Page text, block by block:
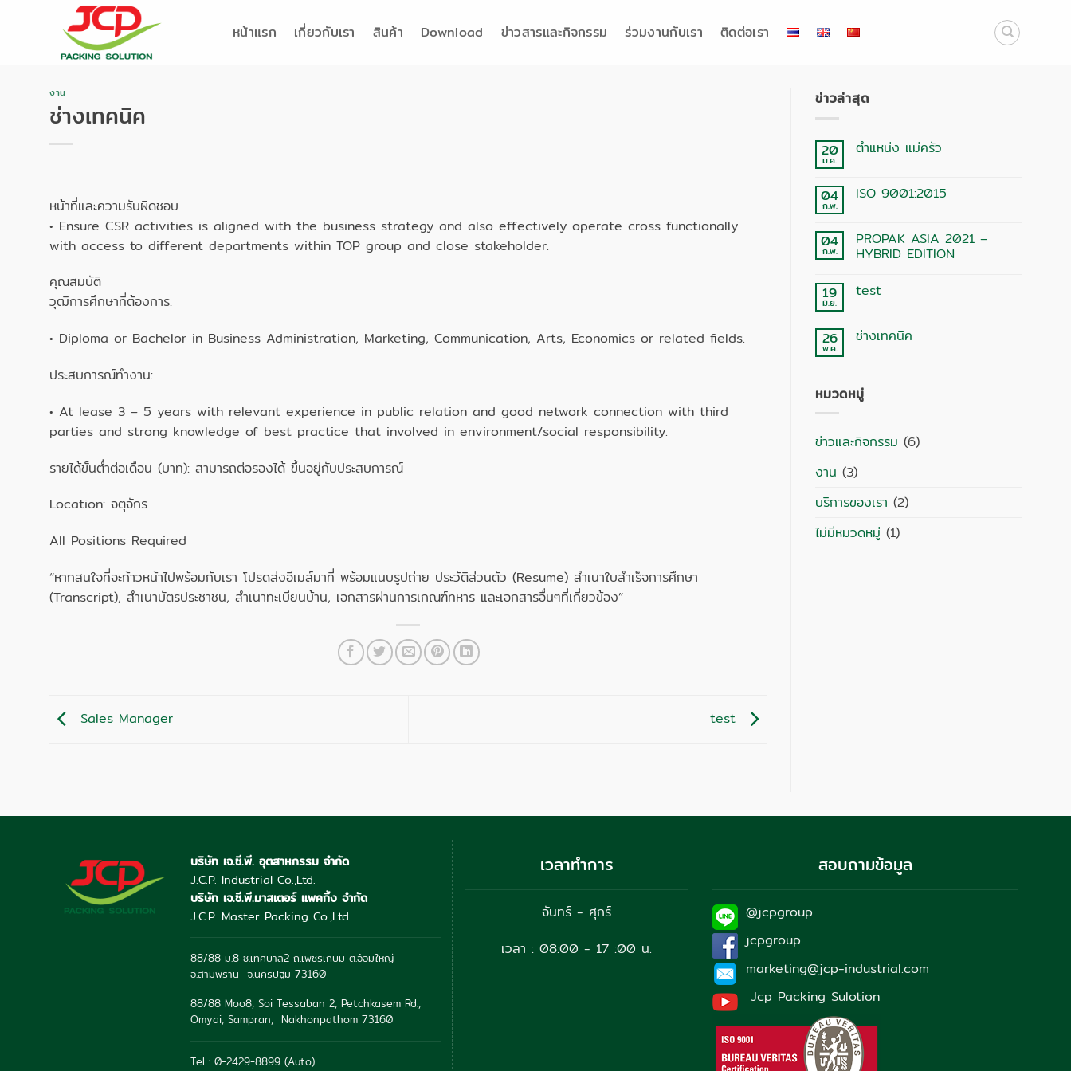
หน้าแรก เกี่ยวกับเรา สินค้า Download ข่าวสารและกิจกรรม ร่วมงานกับเรา ติดต่อเรา
งาน
ช่างเทคนิค
หน้าที่และความรับผิดชอบ
• Ensure CSR activities is aligned with the business strategy and also effectively operate cross functionally
with access to different departments within TOP group and close stakeholder.
คุณสมบัติ
วุฒิการศึกษาที่ต้องการ:
• Diploma or Bachelor in Business Administration, Marketing, Communication, Arts, Economics or related fields.
ประสบการณ์ทำงาน:
• At lease 3 – 5 years with relevant experience in public relation and good network connection with third
parties and strong knowledge of best practice that involved in environment/social responsibility.
รายได้ขั้นต่ำต่อเดือน (บาท): สามารถต่อรองได้ ขึ้นอยู่กับประสบการณ์
Location: จตุจักร
All Positions Required
“หากสนใจที่จะก้าวหน้าไปพร้อมกับเรา โปรดส่งอีเมล์มาที่ พร้อมแนบรูปถ่าย ประวัติส่วนตัว (Resume) สำเนาใบสำเร็จการศึกษา
(Transcript), สำเนาบัตรประชาชน, สำเนาทะเบียนบ้าน, เอกสารผ่านการเกณฑ์ทหาร และเอกสารอื่นๆที่เกี่ยวข้อง”
Sales Manager test
ข่าวล่าสุด
20
ม.ค.
ตำแหน่ง แม่ครัว
บน
04
ก.พ.
ISO 9001:2015
บน
ISO
9001:2015
04
ก.พ.
PROPAK ASIA 2021 –
HYBRID EDITION
เห็น
2021
–
19
มิ.ย.
test
เห็น
บน
26
พ.ค.
ช่างเทคนิค
ช่าง
เทคนิค
หมวดหมู่
ข่าวและกิจกรรม (6)
งาน (3)
บริการของเรา (2)
ไม่มีหมวดหมู่ (1)
บริษัท เจ.ซี.พี. อุตสาหกรรม จำกัด
J.C.P. Industrial Co.,Ltd.
บริษัท เจ.ซี.พี.มาสเตอร์ แพคกิ้ง จำกัด
J.C.P. Master Packing Co.,Ltd.
88/88 ม.8 ซ.เทศบาล2 ถ.เพชรเกษม ต.อ้อมใหญ่
อ.สามพราน จ.นครปฐม 73160
88/88 Moo8, Soi Tessaban 2, Petchkasem Rd.,
Omyai, Sampran, Nakhonpathom 73160
Tel : 0-2429-8899 (Auto)
เวลาทำการ
จันทร์ - ศุกร์
เวลา : 08:00 - 17 :00 น.
สอบถามข้อมูล
@jcpgroup
jcpgroup
marketing@jcp-industrial.com
Jcp Packing Sulotion